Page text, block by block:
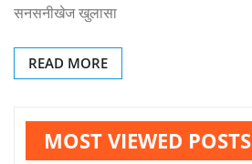
सनसनीखेज खुलासा
READ MORE
MOST VIEWED POSTS